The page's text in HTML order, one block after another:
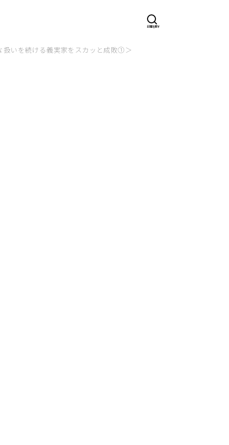
扱いを続ける義実家をスカッと成敗①＞